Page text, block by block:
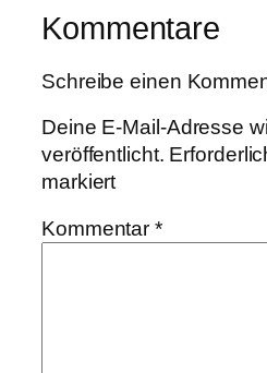
Kommentare
Schreibe einen
Deine E-Mail-Adresse
veröffentlicht.
markiert
Kommentar*